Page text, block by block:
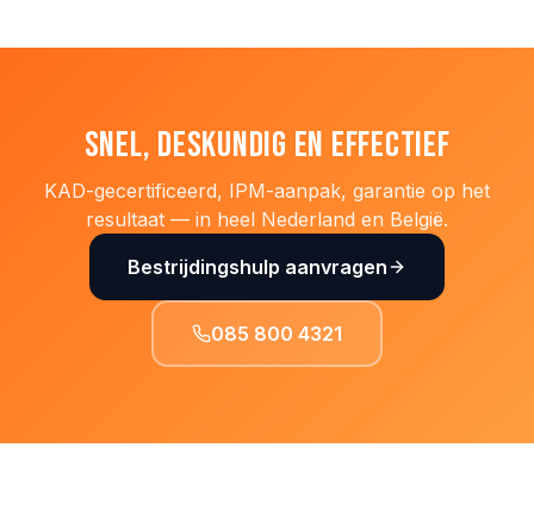
Snel, deskundig en effectief
KAD-gecertificeerd, IPM-aanpak, garantie op het
resultaat — in heel Nederland en België.
Bestrijdingshulp aanvragen
085 800 4321